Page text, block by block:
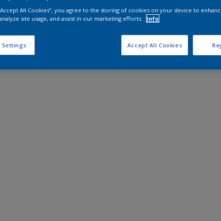
All Cookies”, you agree to the storing of cookies on your device to
site usage, and assist in our marketing efforts.
Info
Settings Accept All Cookies